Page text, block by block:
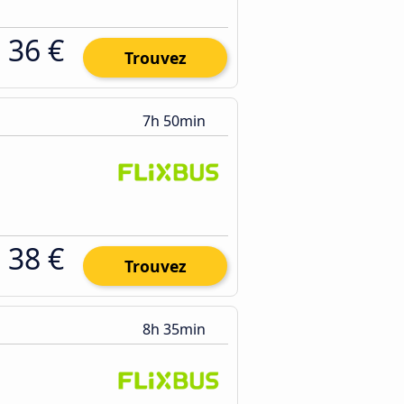
36 € Trouvez
7h 50min
38 € Trouvez
8h 35min